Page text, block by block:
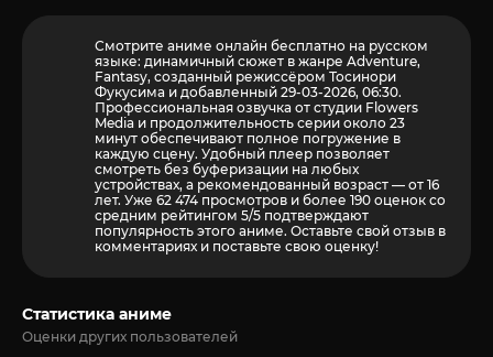
Смотрите аниме онлайн бесплатно на русском
языке: динамичный сюжет в жанре Adventure,
Fantasy, созданный режиссёром Тосинори
Фукусима и добавленный 29-03-2026, 06:30.
Профессиональная озвучка от студии Flowers
Media и продолжительность серии около 23
минут обеспечивают полное погружение в
каждую сцену. Удобный плеер позволяет
смотреть без буферизации на любых
устройствах, а рекомендованный возраст — от 16
лет. Уже 62 474 просмотров и более 190 оценок со
средним рейтингом 5/5 подтверждают
популярность этого аниме. Оставьте свой отзыв в
комментариях и поставьте свою оценку!
Статистика аниме
Оценки других пользователей